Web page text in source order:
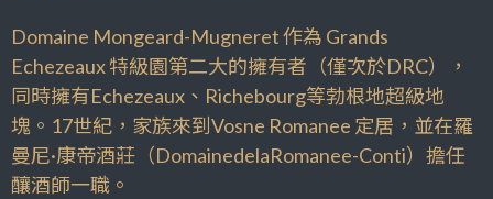
Domaine Mongeard-Mugneret 作為 Grands
Echezeaux 特級園第二大的擁有者（僅次於DRC），
同時擁有Echezeaux、Richebourg等勃根地超級地
塊。17世紀，家族來到Vosne Romanee 定居，並在羅
曼尼·康帝酒莊（DomainedelaRomanee-Conti）擔任
釀酒師一職。